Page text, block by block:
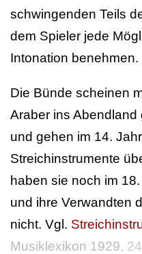
schwingenden Teils
dem Spieler jede
Intonation benehmen.
Die Bünde scheinen
Araber ins
und gehen im 14.
Streichinstrumente
haben sie noch im
und ihre Verwandten
nicht. Vgl.
Musiklexikon 1929,